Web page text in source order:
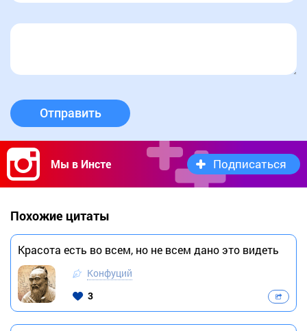
Отправить
Мы в Инсте Подписаться
Похожие цитаты
Красота есть во всем, но не всем дано это видеть
Конфуций
3